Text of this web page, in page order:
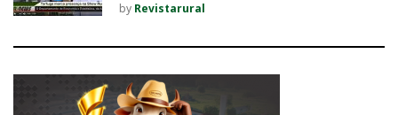
by Revistarural